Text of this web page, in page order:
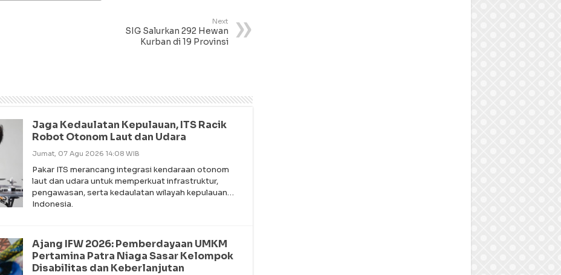
Next
SIG Salurkan 292 Hewan
Kurban di 19 Provinsi
Jaga Kedaulatan Kepulauan, ITS Racik
Robot Otonom Laut dan Udara
Jumat, 07 Agu 2026 14:08 WIB
Pakar ITS merancang integrasi kendaraan otonom
laut dan udara untuk memperkuat infrastruktur,
pengawasan, serta kedaulatan wilayah kepulauan
Indonesia.
Ajang IFW 2026: Pemberdayaan UMKM
Pertamina Patra Niaga Sasar Kelompok
Disabilitas dan Keberlanjutan